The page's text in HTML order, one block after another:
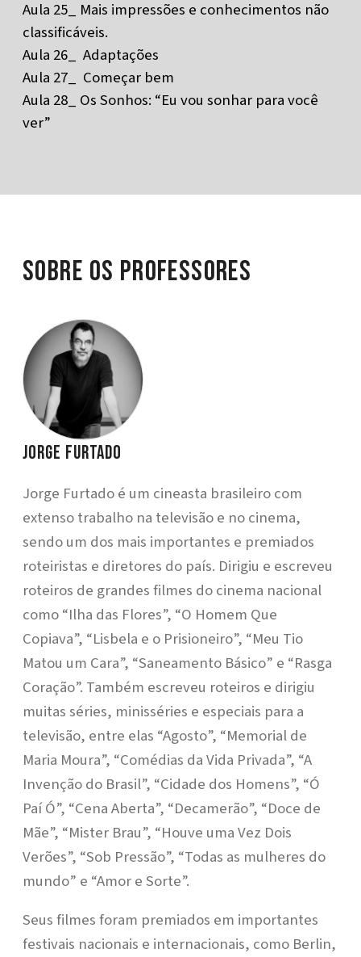
Aula 25_ Mais impressões e conhecimentos não
classificáveis.
Aula 26_ Adaptações
Aula 27_ Começar bem
Aula 28_ Os Sonhos: “Eu vou sonhar para você
ver”
Sobre os Professores
Jorge Furtado
Jorge Furtado é um cineasta brasileiro com
extenso trabalho na televisão e no cinema,
sendo um dos mais importantes e premiados
roteiristas e diretores do país. Dirigiu e escreveu
roteiros de grandes filmes do cinema nacional
como “Ilha das Flores”, “O Homem Que
Copiava”, “Lisbela e o Prisioneiro”, “Meu Tio
Matou um Cara”, “Saneamento Básico” e “Rasga
Coração”. Também escreveu roteiros e dirigiu
muitas séries, minisséries e especiais para a
televisão, entre elas “Agosto”, “Memorial de
Maria Moura”, “Comédias da Vida Privada”, “A
Invenção do Brasil”, “Cidade dos Homens”, “Ó
Paí Ó”, “Cena Aberta”, “Decamerão”, “Doce de
Mãe”, “Mister Brau”, “Houve uma Vez Dois
Verões”, “Sob Pressão”, “Todas as mulheres do
mundo” e “Amor e Sorte”.
Seus filmes foram premiados em importantes
festivais nacionais e internacionais, como Berlin,